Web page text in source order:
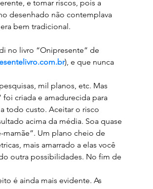
e tomar riscos, pois a
desenhado não contemplava
bem tradicional.
), e que nunca
mil planos, etc. Mas
criada e amadurecida para
todo custo. Aceitar o risco
acima da média. Soa quase
Um plano cheio de
mais amarrado a elas você
outra possibilidades. No fim de
é ainda mais evidente. As